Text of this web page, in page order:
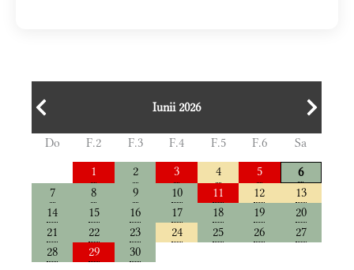
Iunii 2026
Do F.2 F.3 F.4 F.5 F.6
Sa
1
2 3 4 5
6
7
8 9 10 11 12
13
14
15 16 17 18 19
20
21
22 23 24 25 26
27
28
29 30